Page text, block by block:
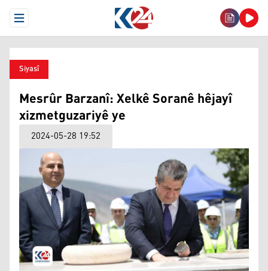
Open Menu
Siyasî
Mesrûr Barzanî: Xelkê Soranê hêjayî
xizmetguzariyê ye
2024-05-28 19:52